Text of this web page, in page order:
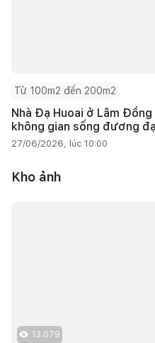
Từ 100m2 đến 200m2
Nhà Đạ Huoai ở Lâm
không gian sống đương
27/06/2026, lúc 10:00
Kho ảnh
13.079